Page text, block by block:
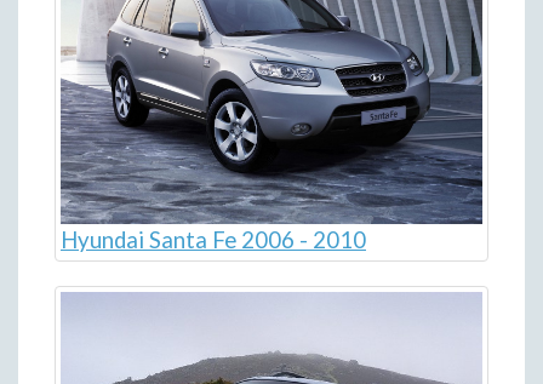
Hyundai Santa Fe 2006 - 2010